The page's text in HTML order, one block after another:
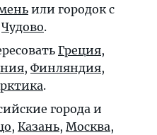
или городок с
Чудово.
Греция,
, Финляндия,
.
города и
, Казань, Москва,